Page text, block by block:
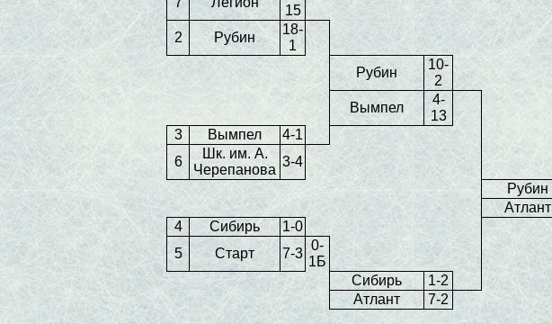
15
2
Рубин
18-
1
Рубин
10-
2
Вымпел
4-
13
3
Вымпел
4-1
6
Шк. им. А.
Черепанова
3-4
Рубин
Атлант
4
Сибирь
1-0
5
Старт 7-3
0-
1Б
Сибирь
1-2
Атлант
7-2